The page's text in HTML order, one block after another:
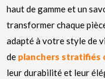
haut de gamme et un
transformer chaque
adapté à votre style de
de planchers stratifiés
leur durabilité et leur